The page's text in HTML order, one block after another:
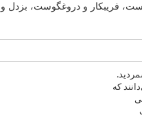
فریبکار و دروغگوست،
که